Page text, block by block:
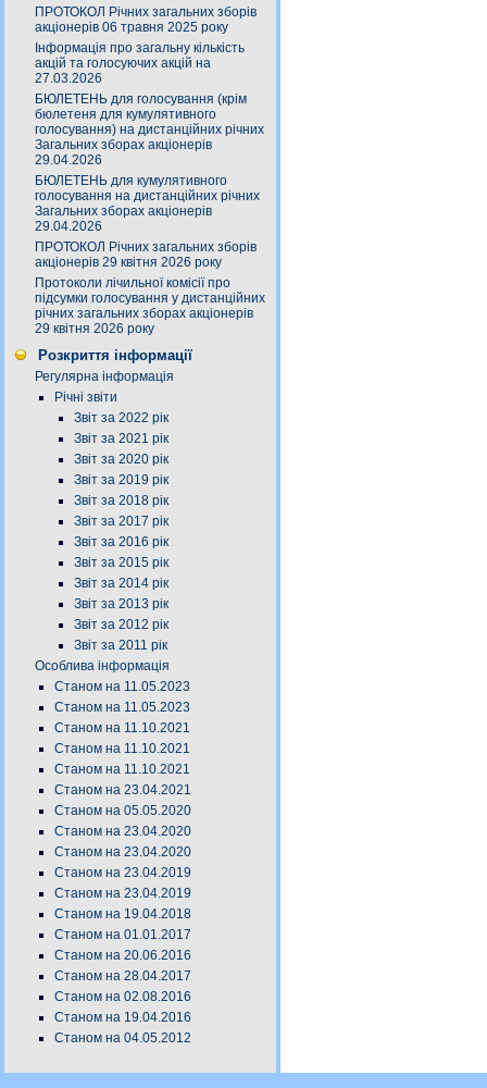
ПРОТОКОЛ Річних загальних зборів
акціонерів 06 травня 2025 року
Інформація про загальну кількість
акцій та голосуючих акцій на
27.03.2026
БЮЛЕТЕНЬ для голосування (крім
бюлетеня для кумулятивного
голосування) на дистанційних річних
Загальних зборах акціонерів
29.04.2026
БЮЛЕТЕНЬ для кумулятивного
голосування на дистанційних річних
Загальних зборах акціонерів
29.04.2026
ПРОТОКОЛ Річних загальних зборів
акціонерів 29 квітня 2026 року
Протоколи лічильної комісії про
підсумки голосування у дистанційних
річних загальних зборах акціонерів
29 квітня 2026 року
Розкриття інформації
Регулярна інформація
Річні звіти
Звіт за 2022 рік
Звіт за 2021 рік
Звіт за 2020 рік
Звіт за 2019 рік
Звіт за 2018 рік
Звіт за 2017 рік
Звіт за 2016 рік
Звіт за 2015 рік
Звіт за 2014 рік
Звіт за 2013 рік
Звіт за 2012 рік
Звіт за 2011 рік
Особлива інформація
Станом на 11.05.2023
Станом на 11.05.2023
Станом на 11.10.2021
Станом на 11.10.2021
Станом на 11.10.2021
Станом на 23.04.2021
Станом на 05.05.2020
Станом на 23.04.2020
Станом на 23.04.2020
Станом на 23.04.2019
Станом на 23.04.2019
Станом на 19.04.2018
Станом на 01.01.2017
Станом на 20.06.2016
Станом на 28.04.2017
Станом на 02.08.2016
Станом на 19.04.2016
Станом на 04.05.2012